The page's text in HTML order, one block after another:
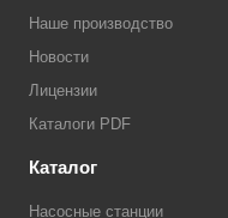
Наше производство
Новости
Лицензии
Каталоги PDF
Каталог
Насосные станции